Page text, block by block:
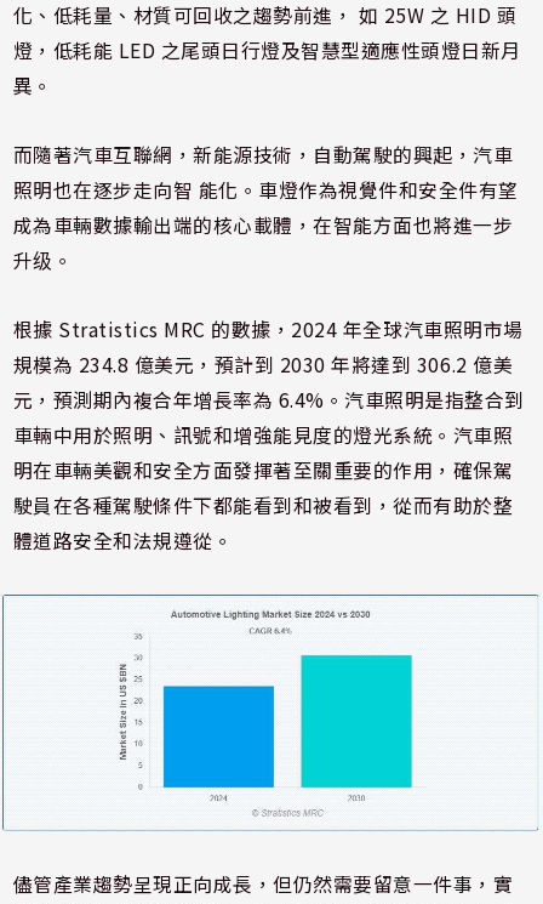
化、低耗量、材質可回收之趨勢前進， 如 25W 之 HID 頭
燈，低耗能 LED 之尾頭日行燈及智慧型適應性頭燈日新月
異。
而隨著汽車互聯網，新能源技術，自動駕駛的興起，汽車
照明也在逐步走向智 能化。車燈作為視覺件和安全件有望
成為車輛數據輸出端的核心載體，在智能方面也將進一步
升级。
根據 Stratistics MRC 的數據，2024 年全球汽車照明市場
規模為 234.8 億美元，預計到 2030 年將達到 306.2 億美
元，預測期內複合年增長率為 6.4%。汽車照明是指整合到
車輛中用於照明、訊號和增強能見度的燈光系統。汽車照
明在車輛美觀和安全方面發揮著至關重要的作用，確保駕
駛員在各種駕駛條件下都能看到和被看到，從而有助於整
體道路安全和法規遵從。
儘管產業趨勢呈現正向成長，但仍然需要留意一件事，實